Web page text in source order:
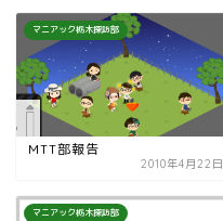
マニアック栃木探訪部
MTT部報告
2010年4月22日
マニアック栃木探訪部